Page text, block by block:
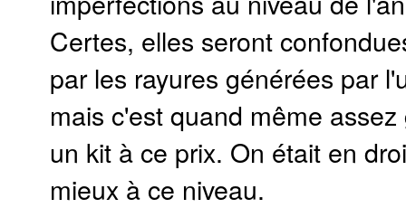
Certes, elles seront
par les rayures générées par
mais c'est quand même
un kit à ce prix. On était en
mieux à ce niveau.